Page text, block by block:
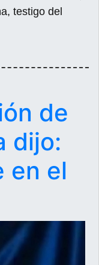
testigo del
de
dijo:
en el